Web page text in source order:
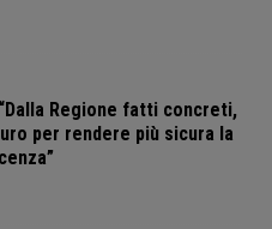
Regione fatti concreti,
per rendere più sicura la